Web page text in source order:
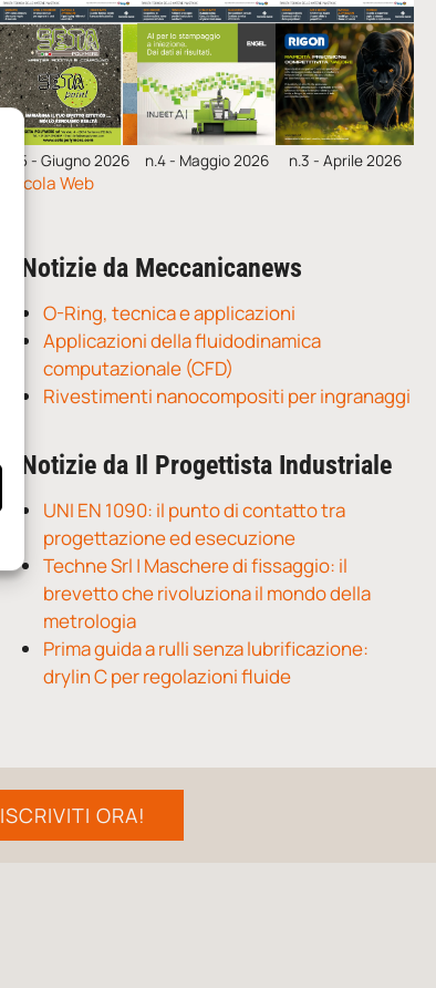
n.5 - Giugno 2026 n.4 - Maggio 2026 n.3 - Aprile 2026
Edicola Web
Notizie da Meccanicanews
O-Ring, tecnica e applicazioni
Applicazioni della fluidodinamica
computazionale (CFD)
Rivestimenti nanocompositi per ingranaggi
Notizie da Il Progettista Industriale
UNI EN 1090: il punto di contatto tra
progettazione ed esecuzione
Techne Srl | Maschere di fissaggio: il
brevetto che rivoluziona il mondo della
metrologia
Prima guida a rulli senza lubrificazione:
drylin C per regolazioni fluide
ISCRIVITI ORA!